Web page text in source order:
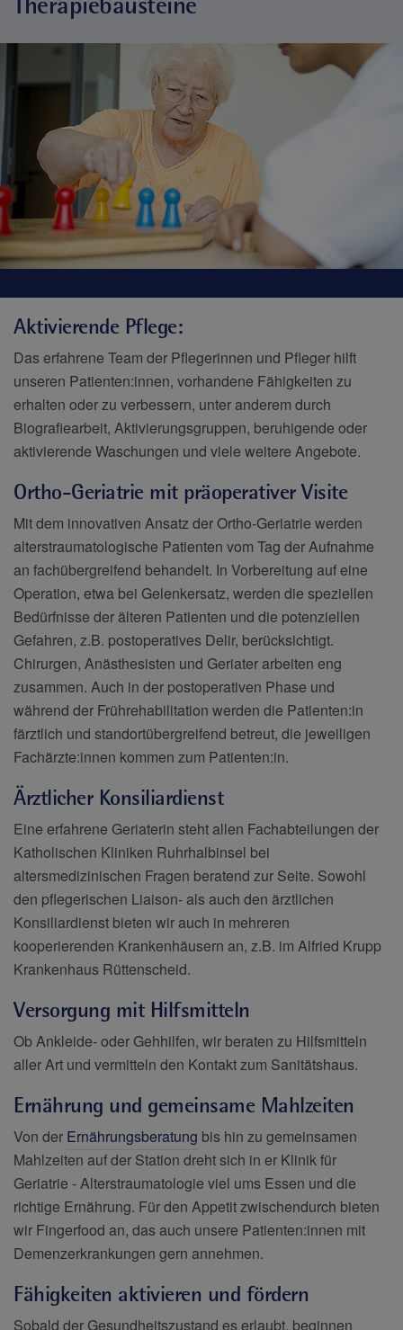
Aktivierende Pflege:
Das erfahrene Team der Pflegerinnen und Pfleger hilft
unseren Patienten:innen, vorhandene Fähigkeiten zu
erhalten oder zu verbessern, unter anderem durch
Biografiearbeit, Aktivierungsgruppen, beruhigende oder
aktivierende Waschungen und viele weitere Angebote.
Ortho-Geriatrie mit präoperativer Visite
Mit dem innovativen Ansatz der Ortho-Geriatrie werden
alterstraumatologische Patienten vom Tag der Aufnahme
an fachübergreifend behandelt. In Vorbereitung auf eine
Operation, etwa bei Gelenkersatz, werden die speziellen
Bedürfnisse der älteren Patienten und die potenziellen
Gefahren, z.B. postoperatives Delir, berücksichtigt.
Chirurgen, Anästhesisten und Geriater arbeiten eng
zusammen. Auch in der postoperativen Phase und
während der Frührehabilitation werden die Patienten:in
färztlich und standortübergreifend betreut, die jeweiligen
Fachärzte:innen kommen zum Patienten:in.
Ärztlicher Konsiliardienst
Eine erfahrene Geriaterin steht allen Fachabteilungen der
Katholischen Kliniken Ruhrhalbinsel bei
altersmedizinischen Fragen beratend zur Seite. Sowohl
den pflegerischen Liaison- als auch den ärztlichen
Konsiliardienst bieten wir auch in mehreren
kooperierenden Krankenhäusern an, z.B. im Alfried Krupp
Krankenhaus Rüttenscheid.
Versorgung mit Hilfsmitteln
Ob Ankleide- oder Gehhilfen, wir beraten zu Hilfsmitteln
aller Art und vermitteln den Kontakt zum Sanitätshaus.
Ernährung und gemeinsame Mahlzeiten
Von der Ernährungsberatung bis hin zu gemeinsamen
Mahlzeiten auf der Station dreht sich in er Klinik für
Geriatrie - Alterstraumatologie viel ums Essen und die
richtige Ernährung. Für den Appetit zwischendurch bieten
wir Fingerfood an, das auch unsere Patienten:innen mit
Demenzerkrankungen gern annehmen.
Fähigkeiten aktivieren und fördern
Sobald der Gesundheitszustand es erlaubt, beginnen